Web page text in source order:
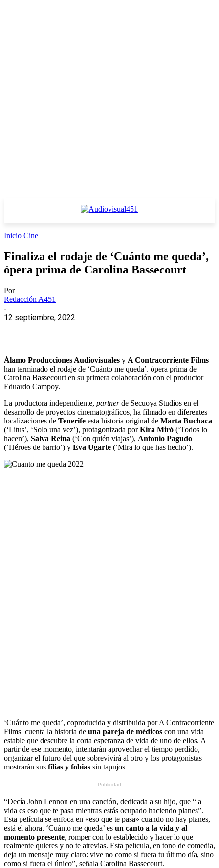
Inicio Cine
Finaliza el rodaje de ‘Cuánto me queda’,
ópera prima de Carolina Bassecourt
Por
Redacción A451
-
12 septiembre, 2022
Álamo Producciones Audiovisuales y A Contracorriente Films
han terminado el rodaje de ‘Cuánto me queda’, ópera prima de
Carolina Bassecourt en su primera colaboración con el productor
Eduardo Campoy.
La productora independiente, partnerde Secuoya Studios en el
desarrollo de proyectos cinematográficos, ha filmado en diferentes
localizaciones de Tenerife esta historia original de Marta Buchaca
(‘Litus’, ‘Solo una vez’), protagonizada porKira Miró (‘Todos lo
hacen’), Salva Reina (‘Con quién viajas’), Antonio Pagudo
(‘Héroes de barrio’) y Eva Ugarte (‘Mira lo que has hecho’).
‘Cuánto me queda’, coproducida y distribuida por A Contracorriente
Films, cuenta la historia de una pareja de médicos con una vida
estable que descubre la corta esperanza de vida de uno de ellos. A
partir de ese momento, intentarán aprovechar el tiempo perdido,
organizar el futuro del que sobrevivirá al otro y los protagonistas
mostrarán sus filias y fobias sin tapujos.
- Publicidad -
“Decía John Lennon en una canción, dedicada a su hijo, que “la
vida es eso que te pasa mientras estás ocupado haciendo planes”.
Esta película se enfoca en «eso que te pasa» cuando no hay planes,
está el ahora. ‘Cuánto me queda’ es un canto a la vida y al
momento presente, romper con lo establecido y hacer lo que
realmente quieres y no te atrevías. Esta película, en tono de comedia,
deja un mensaje muy claro: vive no como si fuera tu último día, sino
como si fuera el único”, señala Carolina Bassecourt.